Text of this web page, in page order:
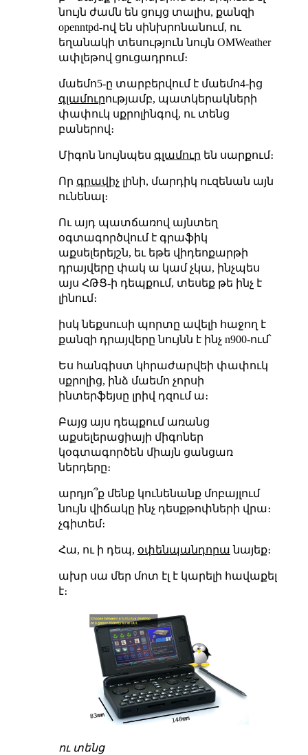
նույն ժամն են ցույց տալիս, քանզի
openntpd-ով են սինխրոնանում, ու
եղանակի տեսություն նույն OMWeather
ափլեթով ցուցադրում։
մաեմո5-ը տարբերվում է մաեմո4-ից
գլամուրությամբ, պատկերակների
փափուկ սքրոլինգով, ու տենց
բաներով։
Միգոն նույնպես գլամուր են սարքում։
Որ գրավիչլինի, մարդիկ ուզենան այն
ունենալ։
Ու այդ պատճառով այնտեղ
օգտագործվում է գրաֆիկ
աքսելերեյշն, եւ եթե վիդեոքարթի
դրայվերը փակ ա կամ չկա, ինչպես
այս ՀԹՑ-ի դեպքում, տեսեք թե ինչ է
լինում։
իսկ նեքսուսի պորտը ավելի հաջող է
քանզի դրայվերը նույնն է ինչ n900-ում՝
Ես հանգիստ կհրաժարվեի փափուկ
սքրոլից, ինձ մաեմո չորսի
ինտերֆեյսը լրիվ դզում ա։
Բայց այս դեպքում առանց
աքսելերացիայի միգոներ
կօգտագործեն միայն ցանցառ
ներդերը։
արդյո՞ք մենք կունենանք մոբայլում
նույն վիճակը ինչ դեսքթոփների վրա։
չգիտեմ։
Հա, ու ի դեպ, օփենպանդորա նայեք։
ախր սա մեր մոտ էլ է կարելի հավաքել
է։
ու տենց